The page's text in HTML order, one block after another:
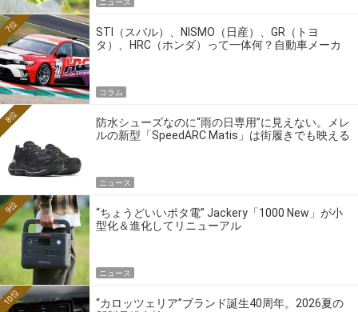
STI（スバル）、NISMO（日産）、GR（トヨ
タ）、HRC（ホンダ）って一体何？自動車メーカ
7位
コラム
防水シューズなのに“雨の日専用”に見えない。メレ
ルの新型「SpeedARC Matis」は街履きでも映える
8位
ニュース
“ちょうどいいポタ電” Jackery「1000 New」が小
型化＆進化してリニューアル
9位
ニュース
“カロッツェリア”ブランド誕生40周年。2026夏の
10位